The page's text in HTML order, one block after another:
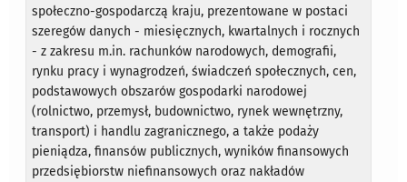
społeczno-gospodarczą kraju, prezentowane w postaci
szeregów danych - miesięcznych, kwartalnych i rocznych
- z zakresu m.in. rachunków narodowych, demografii,
rynku pracy i wynagrodzeń, świadczeń społecznych, cen,
podstawowych obszarów gospodarki narodowej
(rolnictwo, przemysł, budownictwo, rynek wewnętrzny,
transport) i handlu zagranicznego, a także podaży
pieniądza, finansów publicznych, wyników finansowych
przedsiębiorstw niefinansowych oraz nakładów